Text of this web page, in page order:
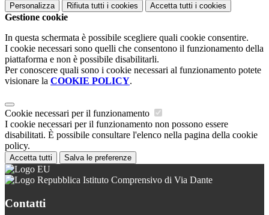
Personalizza Rifiuta tutti i cookies Accetta tutti i cookies
Gestione cookie
In questa schermata è possibile scegliere quali cookie consentire.
I cookie necessari sono quelli che consentono il funzionamento della
piattaforma e non è possibile disabilitarli.
Per conoscere quali sono i cookie necessari al funzionamento potete
visionare la COOKIE POLICY.
Cookie necessari per il funzionamento
I cookie necessari per il funzionamento non possono essere
disabilitati. È possibile consultare l'elenco nella pagina della cookie
policy.
Accetta tutti Salva le preferenze
Istituto Comprensivo di Via Dante
Contatti